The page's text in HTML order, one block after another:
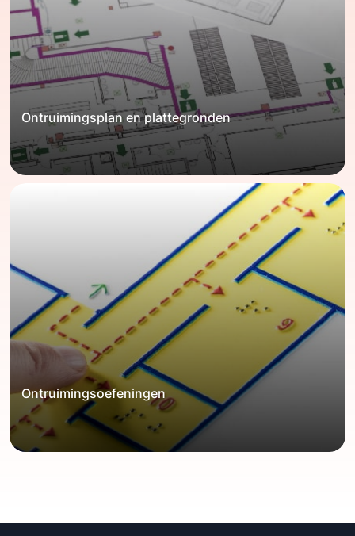
Ontruimingsplan en plattegronden
Ontruimingsoefeningen